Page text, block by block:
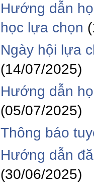
Hướng dẫn
học lựa chọn
Ngày hội lựa
(14/07/2025)
Hướng dẫn
(05/07/2025)
Thông báo
Hướng dẫn
(30/06/2025)